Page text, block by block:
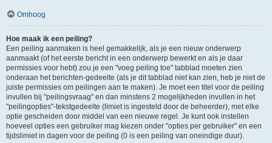
Omhoog
Hoe maak ik een peiling?
Een peiling aanmaken is heel gemakkelijk, als je een nieuw onderwerp
aanmaakt (of het eerste bericht in een onderwerp bewerkt en als je daar
permissies voor hebt) zou je een "voeg peiling toe" tabblad moeten zien
onderaan het berichten-gedeelte (als je dit tabblad niet kan zien, heb je niet de
juiste permissies om peilingen aan te maken). Je moet een titel voor de peiling
invullen bij "peilingsvraag" en dan minstens 2 mogelijkheden invullen in het
"peilingopties"-tekstgedeelte (limiet is ingesteld door de beheerder), met elke
optie gescheiden door middel van een nieuwe regel. Je kunt ook instellen
hoeveel opties een gebruiker mag kiezen onder "opties per gebruiker" en een
tijdslimiet in dagen voor de peiling (0 is een peiling van oneindige duur).